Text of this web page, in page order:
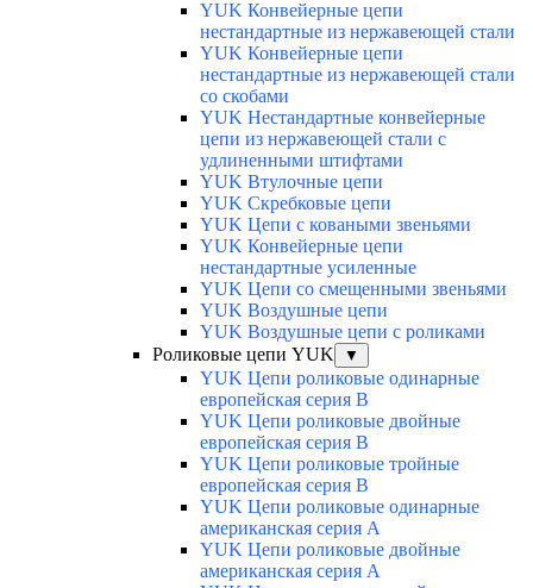
YUK Конвейерные цепи
нестандартные из нержавеющей стали
YUK Конвейерные цепи
нестандартные из нержавеющей стали
со скобами
YUK Нестандартные конвейерные
цепи из нержавеющей стали с
удлиненными штифтами
YUK Втулочные цепи
YUK Скребковые цепи
YUK Цепи с коваными звеньями
YUK Конвейерные цепи
нестандартные усиленные
YUK Цепи со смещенными звеньями
YUK Воздушные цепи
YUK Воздушные цепи с роликами
Роликовые цепи YUK
▼
YUK Цепи роликовые одинарные
европейская серия В
YUK Цепи роликовые двойные
европейская серия В
YUK Цепи роликовые тройные
европейская серия В
YUK Цепи роликовые одинарные
американская серия А
YUK Цепи роликовые двойные
американская серия А